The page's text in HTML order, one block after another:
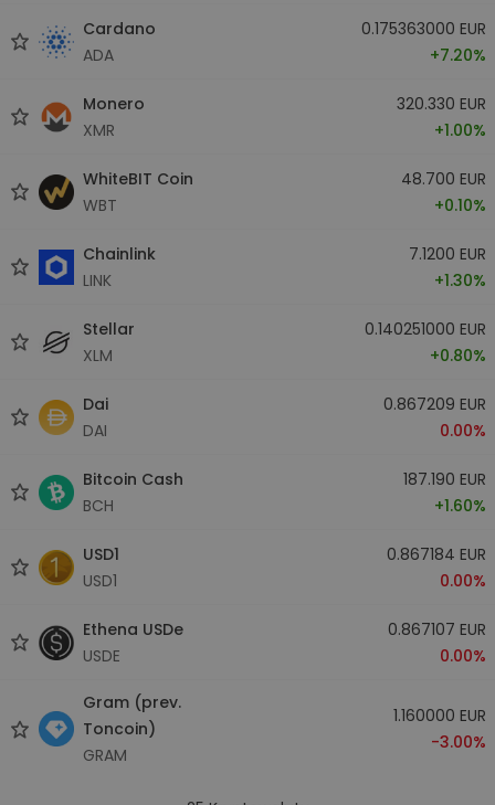
Cardano
ADA
0.175363000 EUR
+7.20%
Monero
XMR
320.330 EUR
+1.00%
WhiteBIT Coin
WBT
48.700 EUR
+0.10%
Chainlink
LINK
7.1200 EUR
+1.30%
Stellar
XLM
0.140251000 EUR
+0.80%
Dai
DAI
0.867209 EUR
0.00%
Bitcoin Cash
BCH
187.190 EUR
+1.60%
USD1
USD1
0.867184 EUR
0.00%
Ethena USDe
USDE
0.867107 EUR
0.00%
Gram (prev.
Toncoin)
GRAM
1.160000 EUR
-3.00%